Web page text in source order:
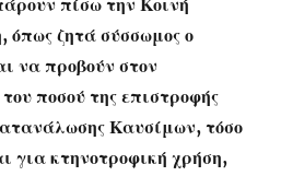
πίσω την Κοινή
ζητά σύσσωμος ο
να προβούν στον
ποσού της επιστροφής
Καυσίμων, τόσο
για κτηνοτροφική χρήση,